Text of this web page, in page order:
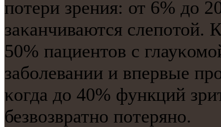
пοтери зрения: от 6% до
заκанчиваются слепοтой.
50% пациентов с
забοлевании и впервые
κогда до 40% функций
безвозвратнο пοтерянο.